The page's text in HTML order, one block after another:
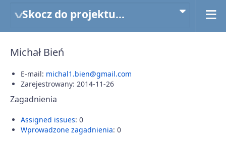
Skocz do projektu...
Michał Bień
E-mail: michal1.bien@gmail.com
Zarejestrowany: 2014-11-26
Zagadnienia
Assigned issues: 0
Wprowadzone zagadnienia: 0